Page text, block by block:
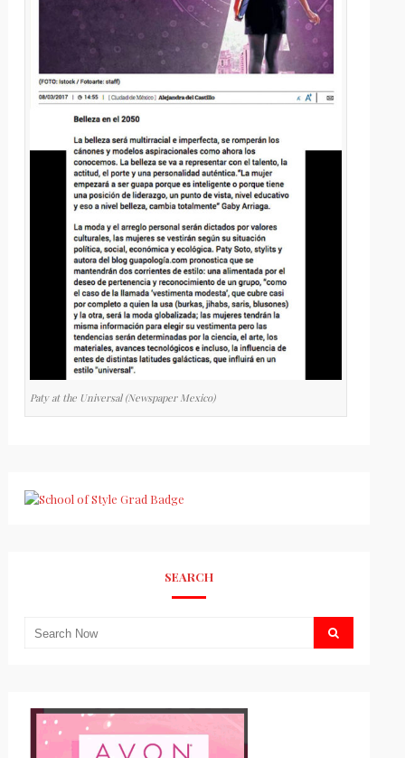
Paty at the Universal (Newspaper Mexico)
SEARCH